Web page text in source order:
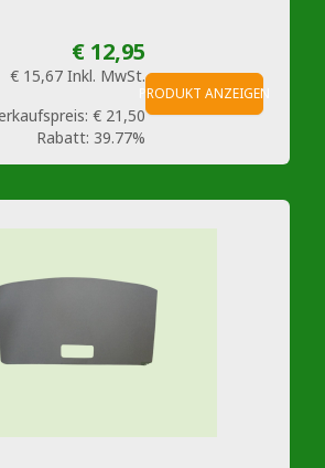
€ 12,95
€ 15,67 Inkl. MwSt.
€ 21,50
Rabatt: 39.77%
PRODUKT ANZEIGEN